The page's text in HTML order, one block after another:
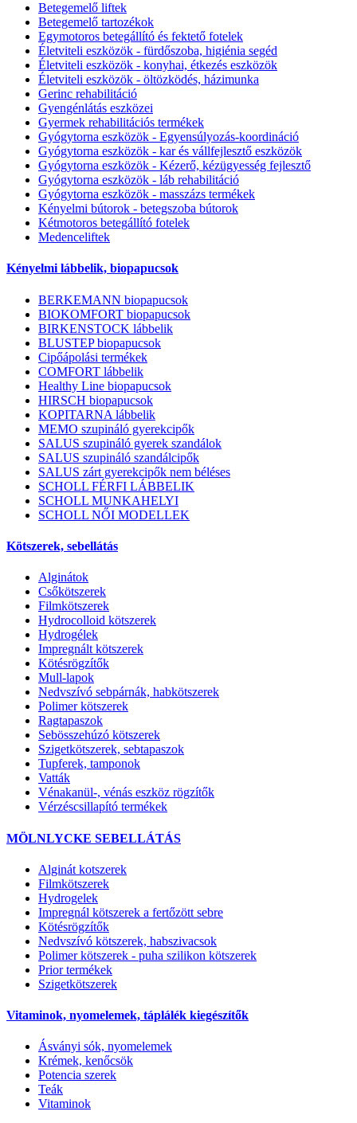
Betegemelő liftek
Betegemelő tartozékok
Egymotoros betegállító és fektető fotelek
Életviteli eszközök - fürdőszoba, higiénia segéd
Életviteli eszközök - konyhai, étkezés eszközök
Életviteli eszközök - öltözködés, házimunka
Gerinc rehabilitáció
Gyengénlátás eszközei
Gyermek rehabilitációs termékek
Gyógytorna eszközök - Egyensúlyozás-koordináció
Gyógytorna eszközök - kar és vállfejlesztő eszközök
Gyógytorna eszközök - Kézerő, kézügyesség fejlesztő
Gyógytorna eszközök - láb rehabilitáció
Gyógytorna eszközök - masszázs termékek
Kényelmi bútorok - betegszoba bútorok
Kétmotoros betegállító fotelek
Medenceliftek
Kényelmi lábbelik, biopapucsok
BERKEMANN biopapucsok
BIOKOMFORT biopapucsok
BIRKENSTOCK lábbelik
BLUSTEP biopapucsok
Cipőápolási termékek
COMFORT lábbelik
Healthy Line biopapucsok
HIRSCH biopapucsok
KOPITARNA lábbelik
MEMO szupináló gyerekcipők
SALUS szupináló gyerek szandálok
SALUS szupináló szandálcipők
SALUS zárt gyerekcipők nem béléses
SCHOLL FÉRFI LÁBBELIK
SCHOLL MUNKAHELYI
SCHOLL NŐI MODELLEK
Kötszerek, sebellátás
Alginátok
Csőkötszerek
Filmkötszerek
Hydrocolloid kötszerek
Hydrogélek
Impregnált kötszerek
Kötésrögzítők
Mull-lapok
Nedvszívó sebpárnák, habkötszerek
Polimer kötszerek
Ragtapaszok
Sebösszehúzó kötszerek
Szigetkötszerek, sebtapaszok
Tupferek, tamponok
Vatták
Vénakanül-, vénás eszköz rögzítők
Vérzéscsillapító termékek
MÖLNLYCKE SEBELLÁTÁS
Alginát kotszerek
Filmkötszerek
Hydrogelek
Impregnál kötszerek a fertőzött sebre
Kötésrögzítők
Nedvszívó kötszerek, habszivacsok
Polimer kötszerek - puha szilikon kötszerek
Prior termékek
Szigetkötszerek
Vitaminok, nyomelemek, táplálék kiegészítők
Ásványi sók, nyomelemek
Krémek, kenőcsök
Potencia szerek
Teák
Vitaminok